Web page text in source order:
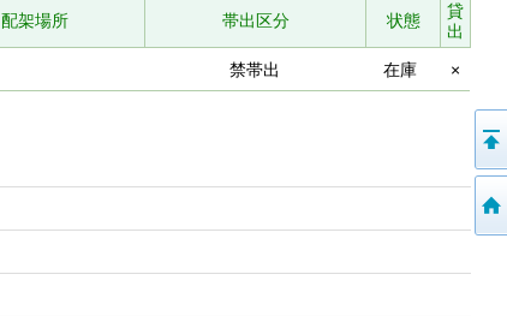
配架場所 帯出区分 状態
貸
出
禁帯出 在庫 ×